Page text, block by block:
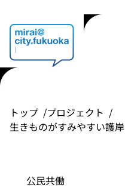
トップ
プロジェクト
生きものがすみやすい護
公民共働